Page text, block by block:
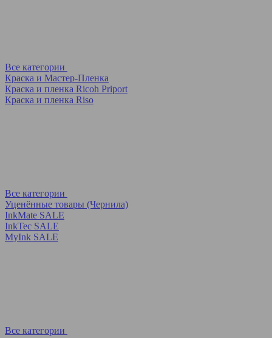
Все категории
Краска и Мастер-Пленка
Краска и пленка Ricoh Priport
Краска и пленка Riso
Все категории
Уценённые товары (Чернила)
InkMate SALE
InkTec SALE
MyInk SALE
Все категории